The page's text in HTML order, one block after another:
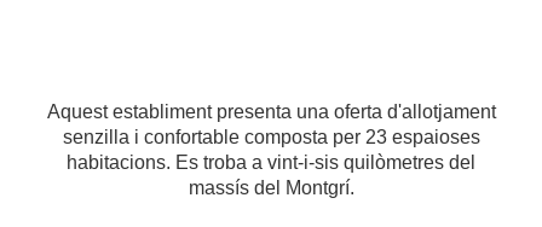
Aquest establiment presenta una oferta d'allotjament
senzilla i confortable composta per 23 espaioses
habitacions. Es troba a vint-i-sis quilòmetres del
massís del Montgrí.